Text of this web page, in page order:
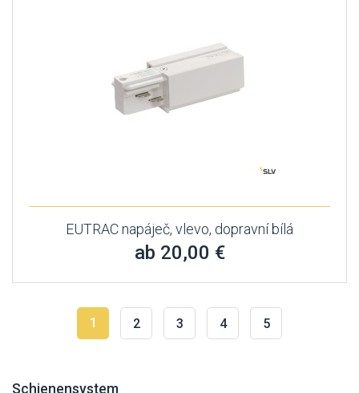
EUTRAC napáječ, vlevo, dopravní bílá
ab 20,00 €
1 2 3 4 5
Schienensystem